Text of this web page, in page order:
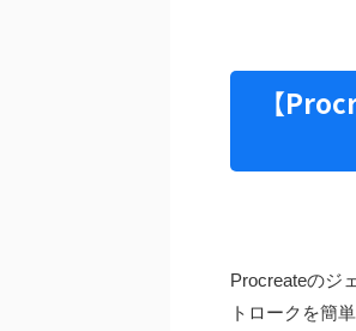
【
Procreateのジ
トロークを簡